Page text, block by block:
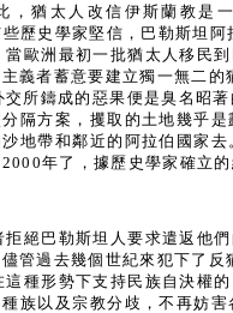
，猶太人改信伊斯蘭教是
些歷史學家堅信，巴勒斯坦
當歐洲最初一批猶太人移民
義者蓄意要建立獨一無二
交所鑄成的惡果便是臭名昭
隔方案，攫取的土地幾乎
地帶和鄰近的阿拉伯國家
年了，據歷史學家確立
拒絕巴勒斯坦人要求遣返他
管過去幾個世紀來犯下了
這種形勢下支持民族自決權
族以及宗教分歧，不再妨